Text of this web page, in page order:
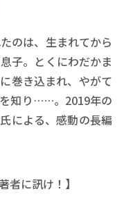
のは、生まれてから
子。とくにわだかま
巻き込まれ、やがて
知り……。2019年の
による、感動の長編
者に訊け！】